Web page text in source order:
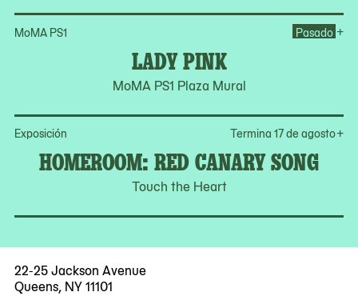
MoMA PS1
LADY PINK
MoMA PS1 Plaza Mural
Pasado +
Exposición
HOMEROOM: RED CANARY SONG
Touch the Heart
Termina 17 de agosto+
22-25 Jackson Avenue
Queens, NY 11101